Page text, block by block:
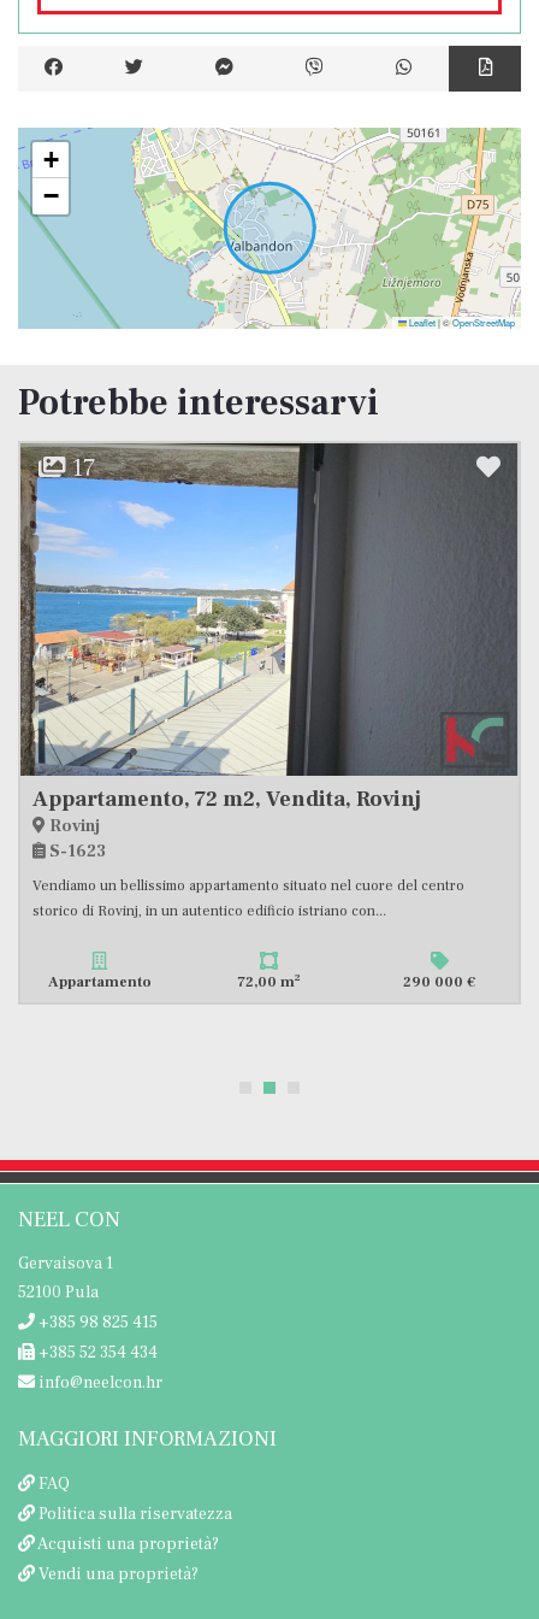
La vicinanza delle scuole e degli asili, sia a
Fasana che a Veli Vrh, rende questa struttura
attraente per le famiglie con bambini.
raggiungibile a piedi in 20 minuti.
La spiaggia è a ca. 700 m.
Distanza dall'autostrada: 7 km
Distanza dall'aeroporto: 11 km
+
−
Leaflet|©OpenStreetMap
Potrebbe interessarvi
10
Pula, Kaštanjer
S-2381
In una zona attraente di Pula, nel quartiere Kaštanjer, offriamo un
appartamento di 83,23 m2, situato al piano terra di...
Appartamento 83,23 m 266 400 €
NEEL CON
Gervaisova 1
52100 Pula
+385 98 825 415
+385 52 354 434
info@neelcon.hr
MAGGIORI INFORMAZIONI
FAQ
Politica sulla riservatezza
Acquisti una proprietà?
Vendi una proprietà?